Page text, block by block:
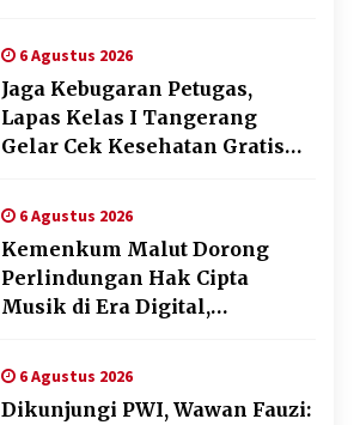
Memperkuat Pemasaran
UMKM di Desa Cempaka
6 Agustus 2026
Jaga Kebugaran Petugas,
Lapas Kelas I Tangerang
Gelar Cek Kesehatan Gratis
6 Agustus 2026
Kemenkum Malut Dorong
Perlindungan Hak Cipta
Musik di Era Digital,
Gratis dan Penguatan Royalti
6 Agustus 2026
Dikunjungi PWI, Wawan Fauzi: